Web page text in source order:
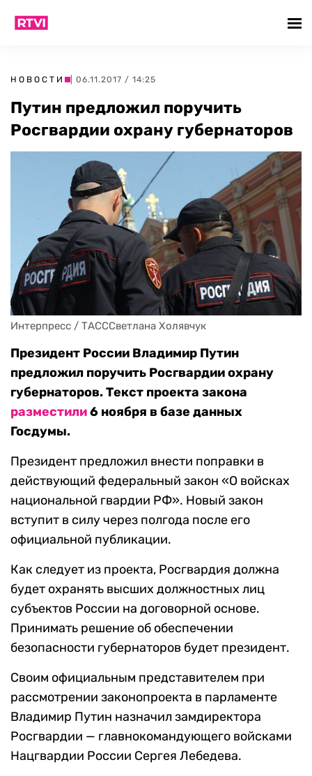
НОВОСТИ | 06.11.2017 / 14:25
Путин предложил поручить
Росгвардии‍ охрану губернаторов
Интерпресс / ТАСССветлана Холявчук
Президент России Владимир Путин
предложил поручить Росгвардии‍ охрану
губернаторов. Текст проекта закона
разместили6 ноября в базе данных
Госдумы.
Президент предложил внести поправки в
действующий федеральный закон «О войсках
национальной гвардии РФ». Новый закон
вступит в силу через полгода после его
официальной публикации.
Как следует из проекта, Росгвардия должна
будет охранять высших должностных лиц
субъектов России на договорной основе.
Принимать решение об обеспечении
безопасности губернаторов будет президент.
Своим официальным представителем при
рассмотрении законопроекта в парламенте
Владимир Путин назначил замдиректора
Росгвардии — главнокомандующего войсками
Нацгвардии России Сергея Лебедева.